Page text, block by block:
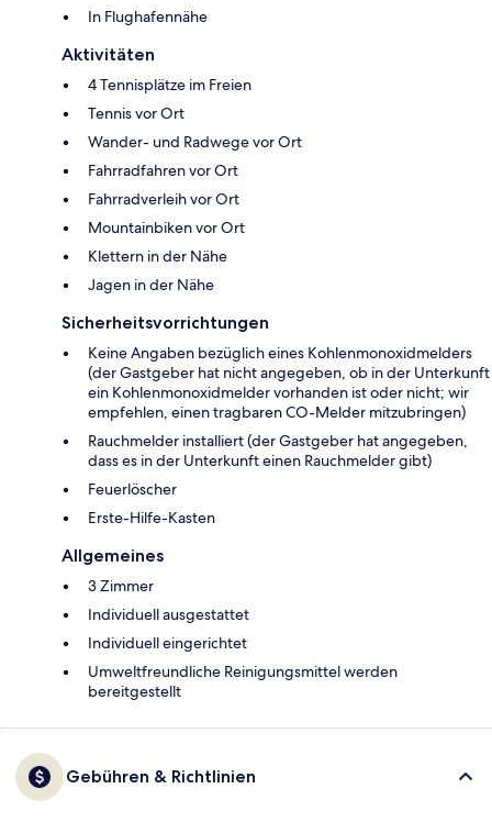
In Flughafennähe
Aktivitäten
4 Tennisplätze im Freien
Tennis vor Ort
Wander- und Radwege vor Ort
Fahrradfahren vor Ort
Fahrradverleih vor Ort
Mountainbiken vor Ort
Klettern in der Nähe
Jagen in der Nähe
Sicherheitsvorrichtungen
Keine Angaben bezüglich eines Kohlenmonoxidmelders
(der Gastgeber hat nicht angegeben, ob in der Unterkunft
ein Kohlenmonoxidmelder vorhanden ist oder nicht; wir
empfehlen, einen tragbaren CO-Melder mitzubringen)
Rauchmelder installiert (der Gastgeber hat angegeben,
dass es in der Unterkunft einen Rauchmelder gibt)
Feuerlöscher
Ers­te-Hil­fe-Kas­ten
Allgemeines
3 Zimmer
Individuell ausgestattet
Individuell eingerichtet
Umweltfreundliche Reinigungsmittel werden
bereitgestellt
Gebühren & Richtlinien